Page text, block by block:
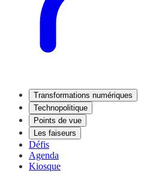
Transformations numériques
Technopolitique
Points de vue
Les faiseurs
Défis
Agenda
Kiosque